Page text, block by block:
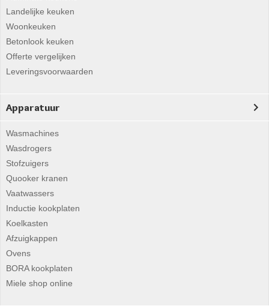
Landelijke keuken
Woonkeuken
Betonlook keuken
Offerte vergelijken
Leveringsvoorwaarden
Apparatuur
Wasmachines
Wasdrogers
Stofzuigers
Quooker kranen
Vaatwassers
Inductie kookplaten
Koelkasten
Afzuigkappen
Ovens
BORA kookplaten
Miele shop online